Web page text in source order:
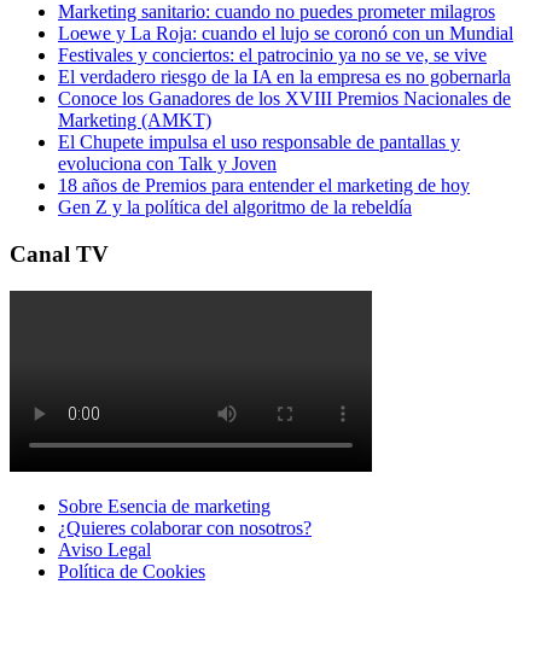
Marketing sanitario: cuando no puedes prometer milagros
Loewe y La Roja: cuando el lujo se coronó con un Mundial
Festivales y conciertos: el patrocinio ya no se ve, se vive
El verdadero riesgo de la IA en la empresa es no gobernarla
Conoce los Ganadores de los XVIII Premios Nacionales de
Marketing (AMKT)
El Chupete impulsa el uso responsable de pantallas y
evoluciona con Talk y Joven
18 años de Premios para entender el marketing de hoy
Gen Z y la política del algoritmo de la rebeldía
Canal TV
Sobre Esencia de marketing
¿Quieres colaborar con nosotros?
Aviso Legal
Polí­tica de Cookies